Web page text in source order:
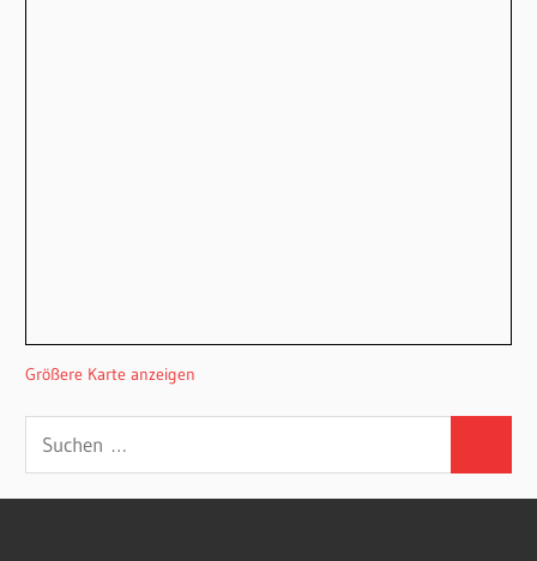
Größere Karte anzeigen
Suchen
nach: